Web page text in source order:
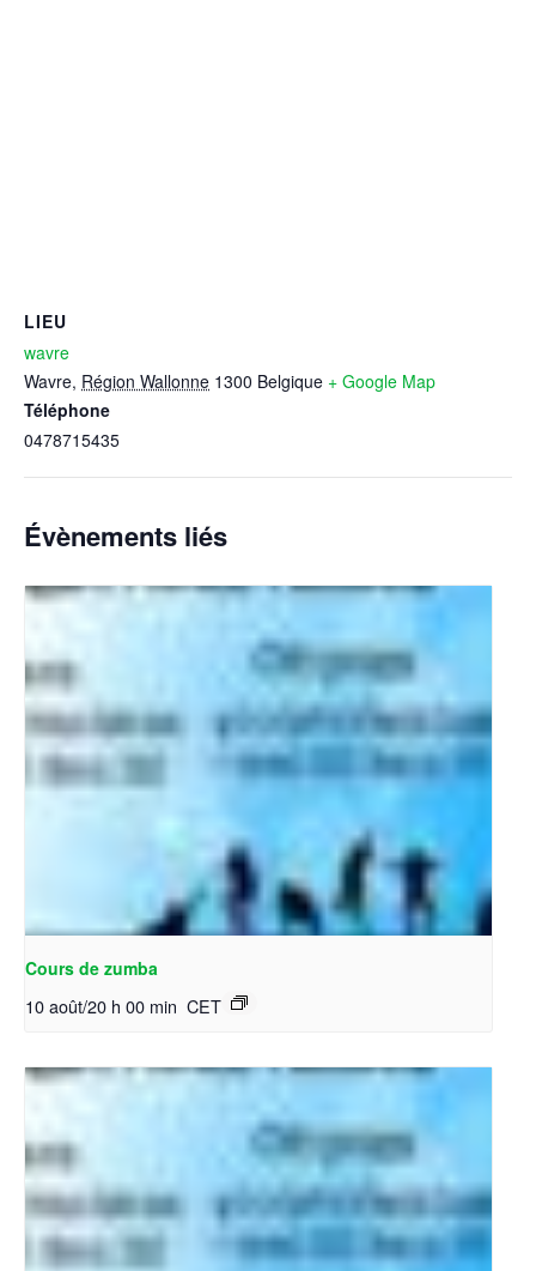
LIEU
wavre
Wavre, Région Wallonne 1300 Belgique + Google Map
Téléphone
0478715435
Évènements liés
Cours de zumba
10 août/20 h 00 min CET